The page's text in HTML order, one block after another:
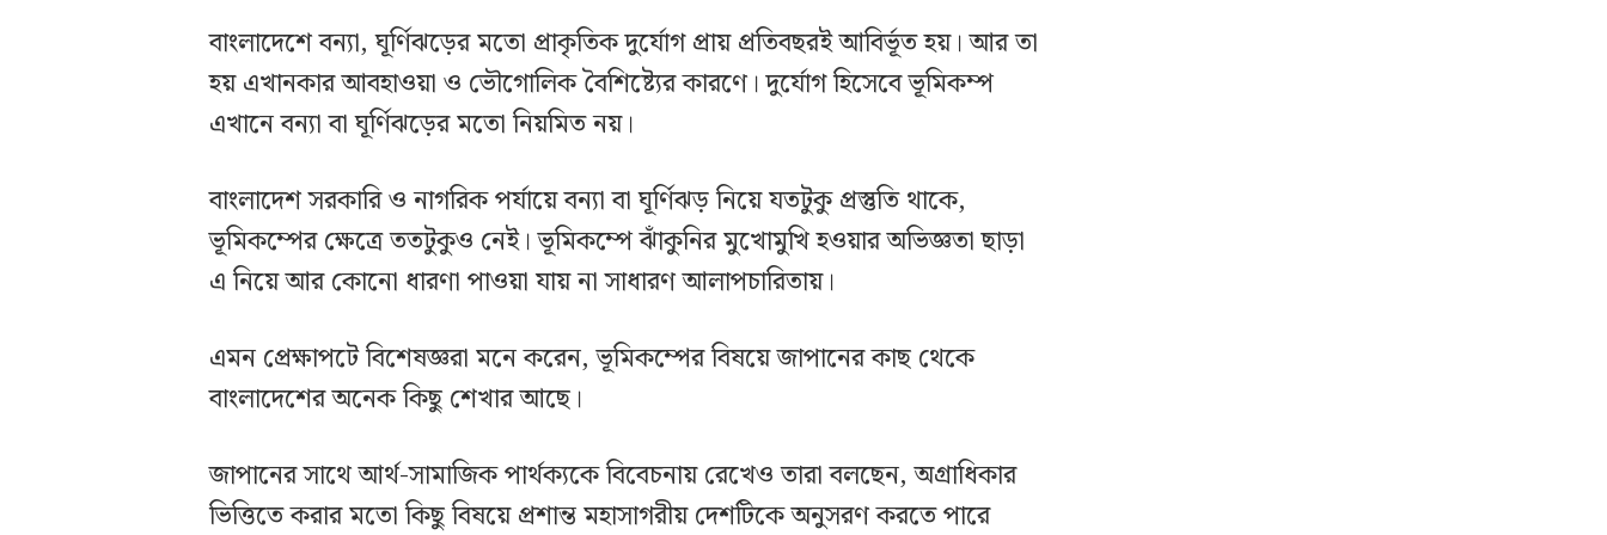
বাংলাদেশে বন্যা, ঘূর্ণিঝড়ের মতো প্রাকৃতিক দুর্যোগ প্রায় প্রতিবছরই আবির্ভূত হয়। আর তা
হয় এখানকার আবহাওয়া ও ভৌগোলিক বৈশিষ্ট্যের কারণে। দুর্যোগ হিসেবে ভূমিকম্প
এখানে বন্যা বা ঘূর্ণিঝড়ের মতো নিয়মিত নয়।
বাংলাদেশ সরকারি ও নাগরিক পর্যায়ে বন্যা বা ঘূর্ণিঝড় নিয়ে যতটুকু প্রস্তুতি থাকে,
ভূমিকম্পের ক্ষেত্রে ততটুকুও নেই। ভূমিকম্পে ঝাঁকুনির মুখোমুখি হওয়ার অভিজ্ঞতা ছাড়া
এ নিয়ে আর কোনো ধারণা পাওয়া যায় না সাধারণ আলাপচারিতায়।
এমন প্রেক্ষাপটে বিশেষজ্ঞরা মনে করেন, ভূমিকম্পের বিষয়ে জাপানের কাছ থেকে
বাংলাদেশের অনেক কিছু শেখার আছে।
জাপানের সাথে আর্থ-সামাজিক পার্থক্যকে বিবেচনায় রেখেও তারা বলছেন, অগ্রাধিকার
ভিত্তিতে করার মতো কিছু বিষয়ে প্রশান্ত মহাসাগরীয় দেশটিকে অনুসরণ করতে পারে